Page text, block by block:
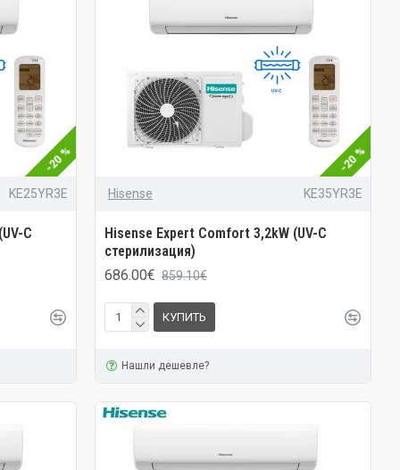
-20 %
KE25YR3E
C
-20 %
Hisense KE35YR3E
Hisense Expert Comfort 3,2kW (UV-C
стерилизация)
686.00€ 859.10€
КУПИТЬ
Нашли дешевле?